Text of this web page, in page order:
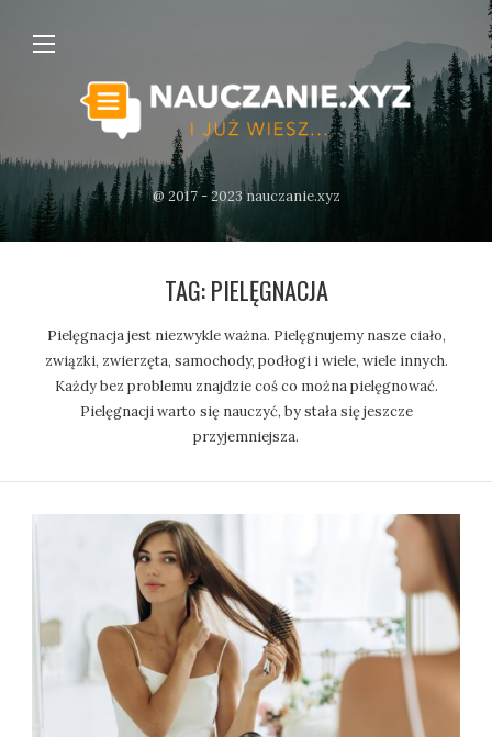
@ 2017 - 2023 nauczanie.xyz
TAG:PIELĘGNACJA
Pielęgnacja jest niezwykle ważna. Pielęgnujemy nasze ciało,
związki, zwierzęta, samochody, podłogi i wiele, wiele innych.
Każdy bez problemu znajdzie coś co można pielęgnować.
Pielęgnacji warto się nauczyć, by stała się jeszcze
przyjemniejsza.